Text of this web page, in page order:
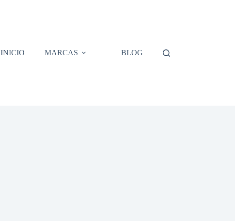
INICIO MARCAS BLOG